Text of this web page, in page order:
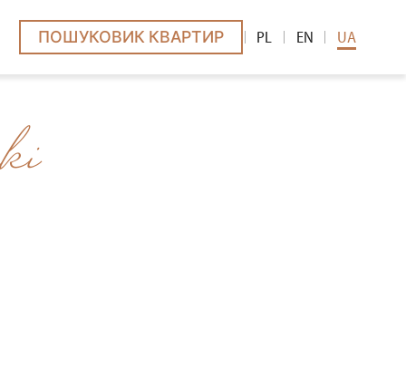
ПОШУКОВИК КВАРТИР PL EN UA